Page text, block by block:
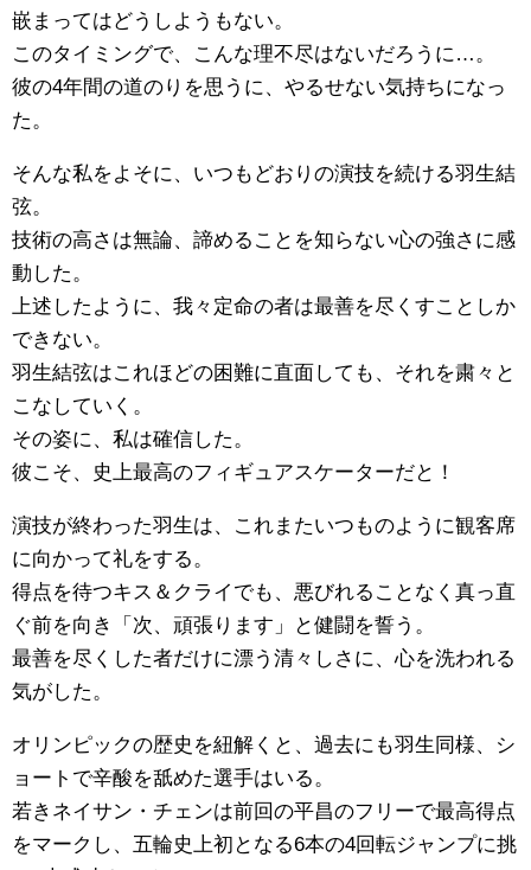
嵌まってはどうしようもない。
このタイミングで、こんな理不尽はないだろうに…。
彼の4年間の道のりを思うに、やるせない気持ちになっ
た。
そんな私をよそに、いつもどおりの演技を続ける羽生結
弦。
技術の高さは無論、諦めることを知らない心の強さに感
動した。
上述したように、我々定命の者は最善を尽くすことしか
できない。
羽生結弦はこれほどの困難に直面しても、それを粛々と
こなしていく。
その姿に、私は確信した。
彼こそ、史上最高のフィギュアスケーターだと！
演技が終わった羽生は、これまたいつものように観客席
に向かって礼をする。
得点を待つキス＆クライでも、悪びれることなく真っ直
ぐ前を向き「次、頑張ります」と健闘を誓う。
最善を尽くした者だけに漂う清々しさに、心を洗われる
気がした。
オリンピックの歴史を紐解くと、過去にも羽生同様、シ
ョートで辛酸を舐めた選手はいる。
若きネイサン・チェンは前回の平昌のフリーで最高得点
をマークし、五輪史上初となる6本の4回転ジャンプに挑